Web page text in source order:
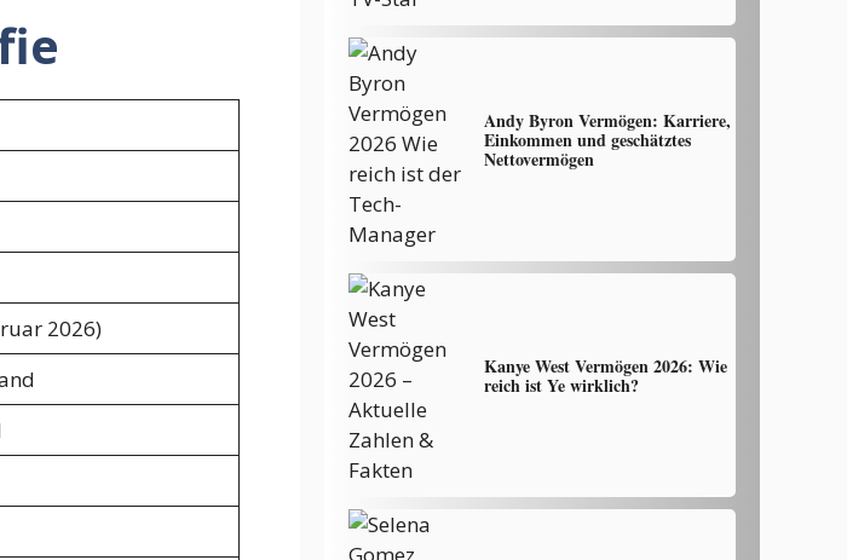
2026)
Andy Byron Vermögen: Karriere,
Einkommen und geschätztes
Nettovermögen
Kanye West Vermögen 2026: Wie
reich ist Ye wirklich?